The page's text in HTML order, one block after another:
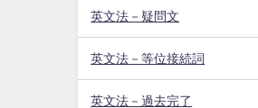
英文法－疑問文
英文法－等位接続詞
英文法－過去完了